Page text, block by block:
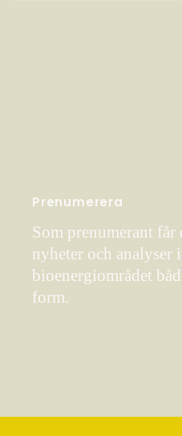
Prenumerera
Som prenumerant
nyheter och analyser
bioenergiområdet
form.